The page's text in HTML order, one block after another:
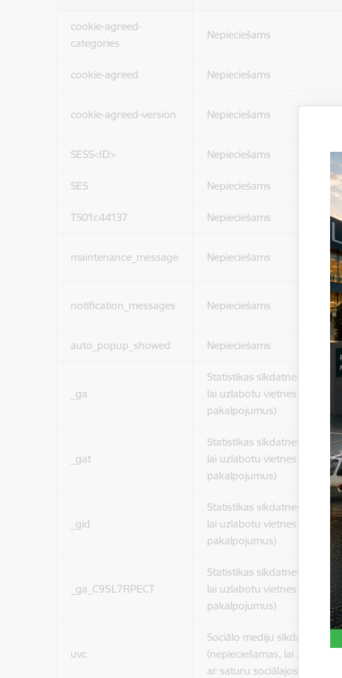
cookie-agreed-
categories
Nepieciešams
cookie-agreed Nepieciešams
cookie-agreed-version Nepieciešams
SESS<ID> Nepieciešams
SES Nepieciešams
TS01c44137 Nepieciešams
maintenance_message Nepieciešams
notification_messages Nepieciešams
auto_popup_showed Nepieciešams
_ga
Statistikas sīkdatnes
lai uzlabotu vietnes darbību
pakalpojumus)
_gat
Statistikas sīkdatnes
lai uzlabotu vietnes darbību
pakalpojumus)
_gid
Statistikas sīkdatnes
lai uzlabotu vietnes darbību
pakalpojumus)
_ga_C95L7RPECT
Statistikas sīkdatnes
lai uzlabotu vietnes darbību
pakalpojumus)
uvc
Sociālo mediju sīkdatnes
(nepieciešamas, lai Jūs
ar saturu sociālajos tīklos)